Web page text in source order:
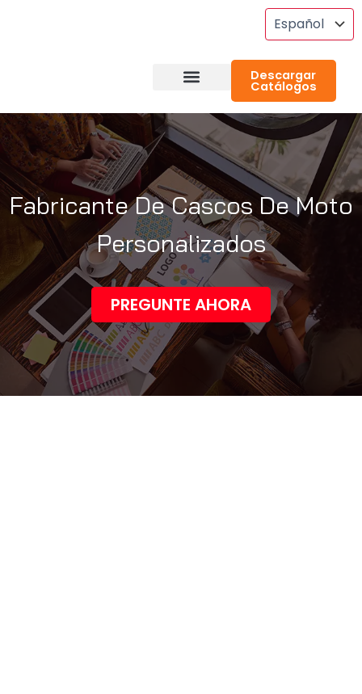
Descargar
Catálogos
Fabricante De Cascos De Moto
Personalizados
PREGUNTE AHORA